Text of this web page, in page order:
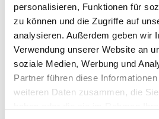
personalisieren, Funktionen für
zu können und die Zugriffe auf
analysieren. Außerdem geben wir
Verwendung unserer Website an
soziale Medien, Werbung und
Partner führen diese
weiteren Daten zusammen, die
27.07.2026
30 Jahre E-Check - Eine
Elektrohandwerks feiert Jubiläum
Manche Ideen verändern eine
CHECK ist eine davon.